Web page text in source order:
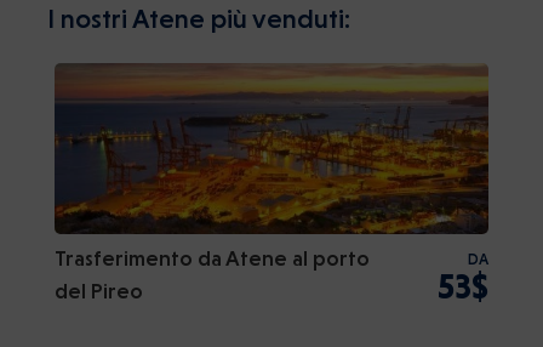
I nostri Atene più venduti:
Trasferimento da Atene al porto
del Pireo
DA
53$